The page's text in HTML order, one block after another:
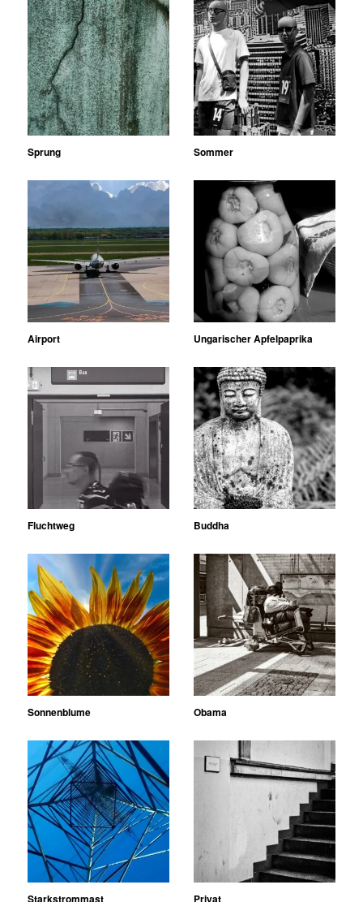
Sprung Sommer
Airport Ungarischer Apfelpaprika
Fluchtweg Buddha
Sonnenblume Obama
Starkstrommast Privat